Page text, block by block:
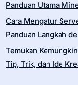
Panduan Utama
Cara Mengatur
Panduan Langkah
Temukan
Tip, Trik, dan Ide